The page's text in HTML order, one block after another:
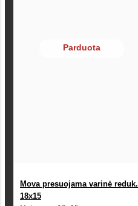
Parduota
Mova presuojama varinė reduk.
18x15